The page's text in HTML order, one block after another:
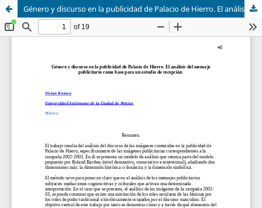
Género y discurso en la publicidad de Palacio de Hierro. El análisis del mensaje publicitario como base para un estudio de recepción